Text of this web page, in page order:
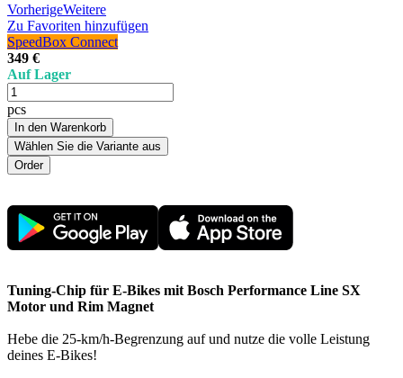
VorherigeWeitere
Zu Favoriten hinzufügen
SpeedBox Connect
349 €
Auf Lager
pcs
In den Warenkorb
Wählen Sie die Variante aus
Tuning-Chip für E-Bikes mit Bosch Performance Line SX
Motor und Rim Magnet
Hebe die 25-km/h-Begrenzung auf und nutze die volle Leistung
deines E-Bikes!